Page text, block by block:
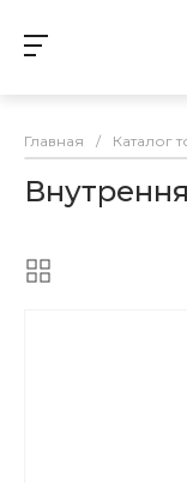
Главная / Каталог